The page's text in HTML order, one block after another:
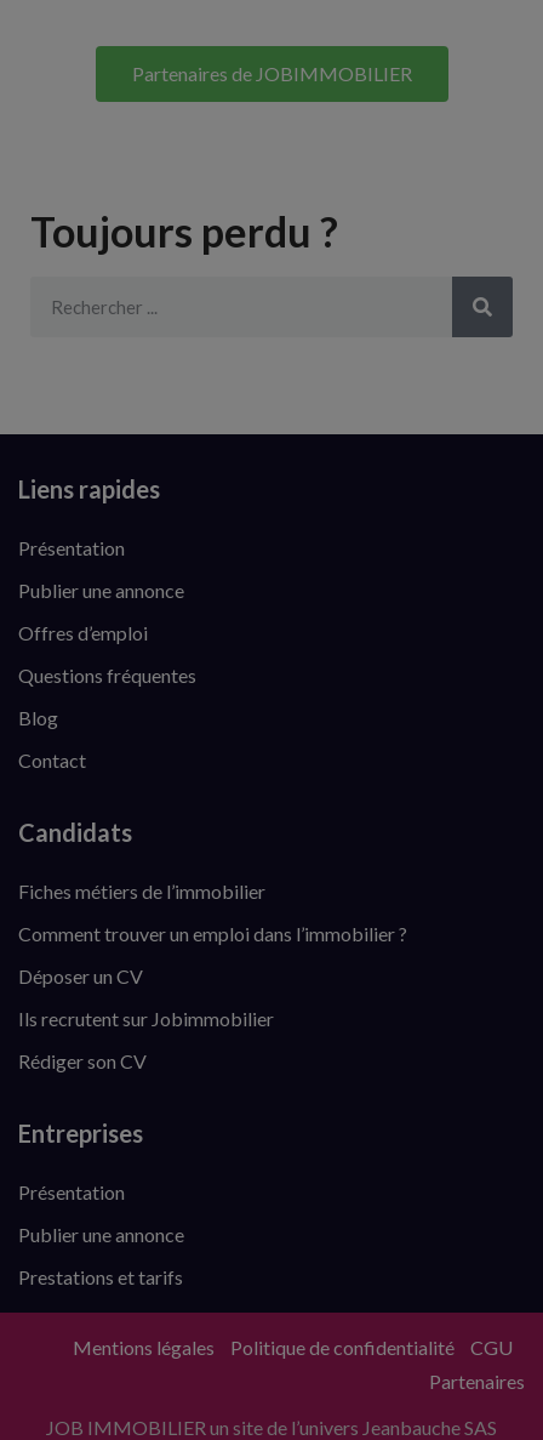
Partenaires de JOBIMMOBILIER
Toujours perdu ?
Liens rapides
Présentation
Publier une annonce
Offres d’emploi
Questions fréquentes
Blog
Contact
Candidats
Fiches métiers de l’immobilier
Comment trouver un emploi dans l’immobilier ?
Déposer un CV
Ils recrutent sur Jobimmobilier
Rédiger son CV
Entreprises
Présentation
Publier une annonce
Prestations et tarifs
JOB IMMOBILIER un site de l’univers Jeanbauche SAS
Mentions légales Politique de confidentialité
CGU
Partenaires